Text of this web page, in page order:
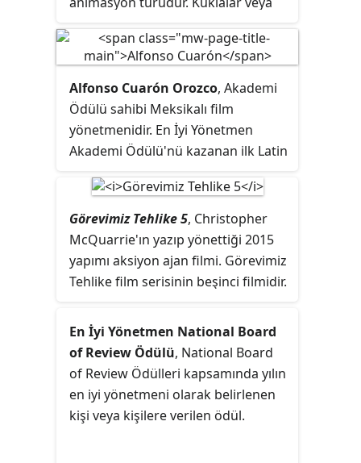
kullanılır. Stop motion tekniği;
kamerayı objeye karşı ayarlayıp tek
kare çekip sonra objeyi biraz
hareket ettirip yeni bir kare çekmek
ve bunu tekrarlayarak animasyonu
tamamlamaktır. Çekilen tek kare
oynatılması ile hareket elde edilir.
Sahneler montajlanarak film
tamamlanır. Bu işlemlerin çoğu çizgi
film tekniği ile aynıdır.
Alfonso Cuarón Orozco, Akademi
Ödülü sahibi Meksikalı film
yönetmenidir. En İyi Yönetmen
Akademi Ödülü'nü kazanan ilk Latin
Görevimiz Tehlike 5, Christopher
McQuarrie'ın yazıp yönettiği 2015
yapımı aksiyon ajan filmi. Görevimiz
Tehlike film serisinin beşinci filmidir.
Rebecca Ferguson yer alırken,
önceki filmlerden tanıdığımız
Jeremy Renner, Simon Pegg ve Ving
Rhames yan rollerde yerlerini
aldılar. Sean Harris ve Alec Baldwin
seriye sonradan katılan oyuncular
En İyi Yönetmen National Board
of Review Ödülü, National Board
of Review Ödülleri kapsamında yılın
en iyi yönetmeni olarak belirlenen
kişi veya kişilere verilen ödül.